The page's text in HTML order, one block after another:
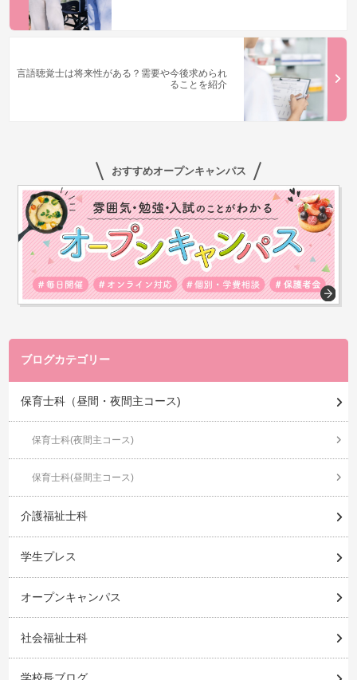
言語聴覚士は将来性がある？需要や今後求められ
ることを紹介
おすすめオープンキャンパス
ブログカテゴリー
保育士科（昼間・夜間主コース)
保育士科(夜間主コース)
保育士科(昼間主コース)
介護福祉士科
学生プレス
オープンキャンパス
社会福祉士科